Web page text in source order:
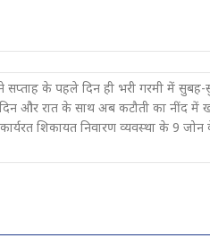
सप्ताह के पहले दिन ही भरी गरमी में सुबह-
और रात के साथ अब कटौती का नींद
शिकायत निवारण व्यवस्था के 9 जोन